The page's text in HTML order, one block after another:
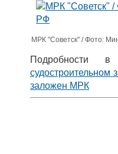
МРК "Советск" / Фото:
Подробности
судостроительном
заложен МРК